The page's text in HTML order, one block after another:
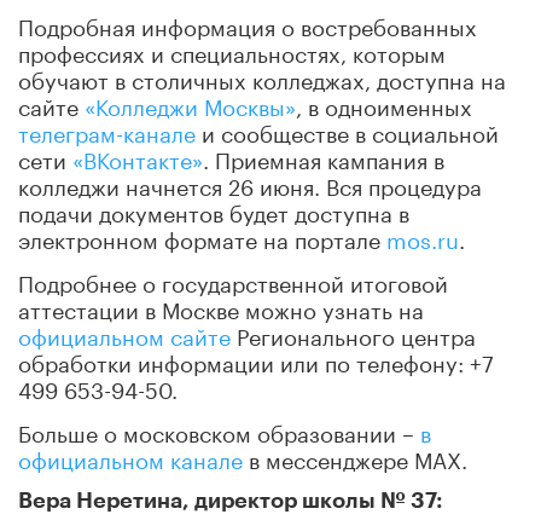
Подробная информация о востребованных
профессиях и специальностях, которым
обучают в столичных колледжах, доступна на
сайте «Колледжи Москвы» , в одноименных
телеграм-канале и сообществе в социальной
сети «ВКонтакте» . Приемная кампания в
колледжи начнется 26 июня. Вся процедура
подачи документов будет доступна в
электронном формате на портале mos.ru
Подробнее о государственной итоговой
аттестации в Москве можно узнать на
официальном сайте Регионального центра
обработки информации или по телефону: +7
499 653-94-50.
Больше о московском образовании – в
официальном канале в мессенджере МАХ.
Вера Неретина, директор школы № 37: